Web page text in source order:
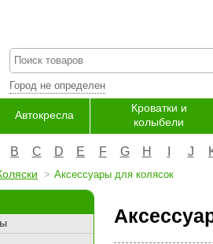
Город не определен
Автокресла
Кроватки и
колыбели
B C D E F G H J
Аксессуары для колясок